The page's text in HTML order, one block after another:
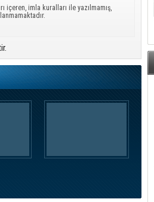
içeren, imla kuralları ile yazılmamış,